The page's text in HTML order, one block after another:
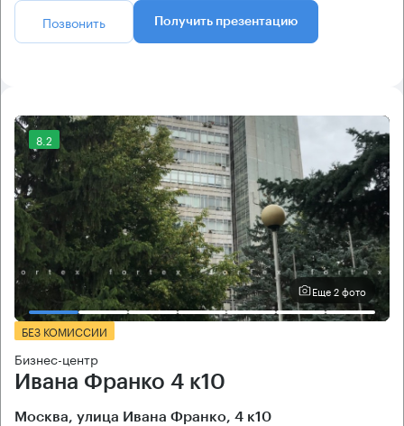
Позвонить Получить презентацию
8.2
Еще 2 фото
БЕЗ КОМИССИИ
Бизнес-центр
Ивана Франко 4 к10
Москва, улица Ивана Франко, 4 к10